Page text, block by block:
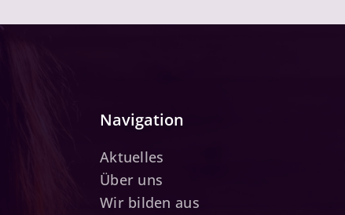
Navigation
Aktuelles
Über uns
Wir bilden aus